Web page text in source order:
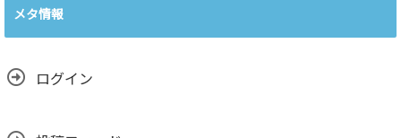
イ
メタ情報
ログイン